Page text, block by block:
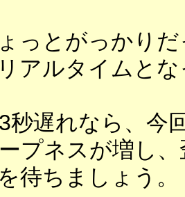
っとがっかり
アルタイムと
秒遅れなら、今
プネスが増し
待ちましょう。